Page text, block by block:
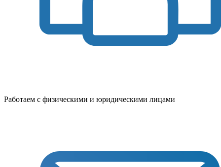
Работаем с физическими и юридическими лицами